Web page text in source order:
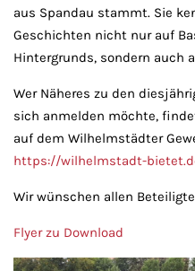
aus Spandau stammt. Sie
Geschichten nicht nur auf
Hintergrunds, sondern auch
Wer Näheres zu den
sich anmelden möchte,
auf dem Wilhelmstädter
https://wilhelmstadt-
Wir wünschen allen
Flyer zu Download